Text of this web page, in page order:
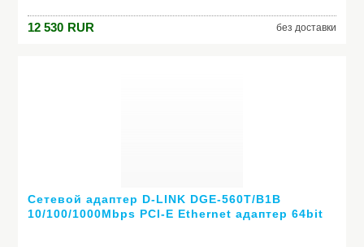
12 530 RUR без доставки
Сетевой адаптер D-LINK DGE-560T/B1B
10/100/1000Mbps PCI-E Ethernet адаптер 64bit